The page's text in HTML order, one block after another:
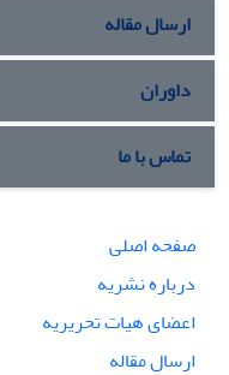
ارسال مقاله
داوران
تماس با ما
صفحه اصلی
درباره نشریه
اعضای هیات تحریریه
ارسال مقاله